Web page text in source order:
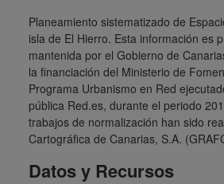
Planeamiento sistematizado de
isla de El Hierro. Esta información es
mantenida por el Gobierno de
la financiación del Ministerio de
Programa Urbanismo en Red
pública Red.es, durante el periodo
trabajos de normalización han sido
Cartográfica de Canarias, S.A.
Datos y Recursos